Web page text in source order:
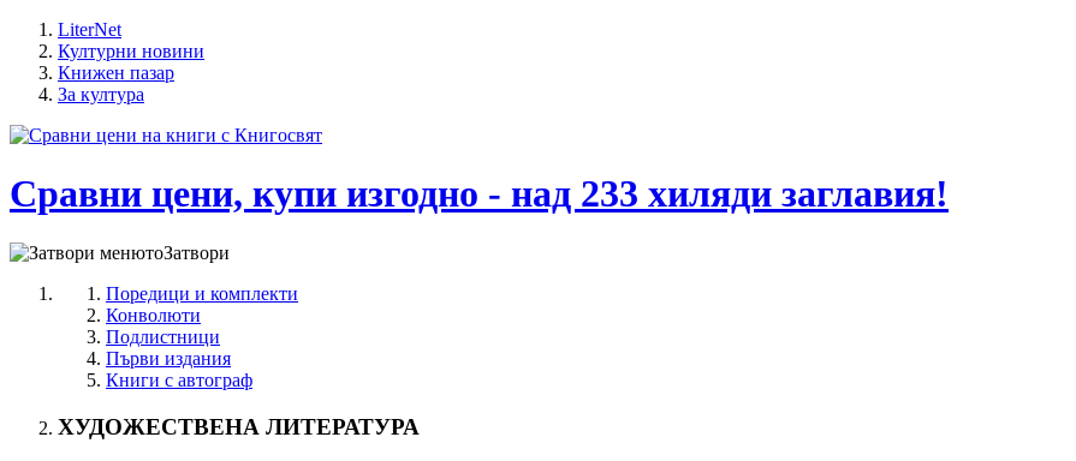
LiterNet
Културни новини
Книжен пазар
За култура
Сравни цени, купи изгодно - над 233 хиляди заглавия!
Затвори
Поредици и комплекти
Конволюти
Подлистници
Първи издания
Книги с автограф
ХУДОЖЕСТВЕНА ЛИТЕРАТУРА